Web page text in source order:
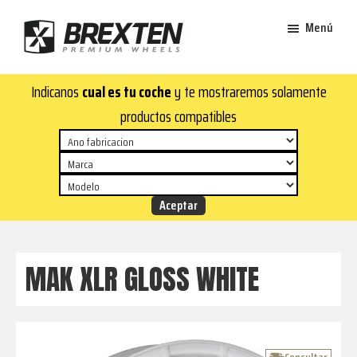
contenido
principal
de
página
Brexten
aluminio
premium
¡En
Brexten.com
encontrarás
aluminio
top!
y
estilo
Menú
Indicanos cual es tu cochey te mostraremos solamente
productos compatibles
MAK XLR GLOSS WHITE